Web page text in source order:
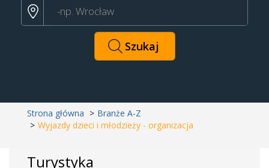
Strona główna
Branże A-Z
Wyjazdy dzieci i młodzieży - organizacja
Turystyka